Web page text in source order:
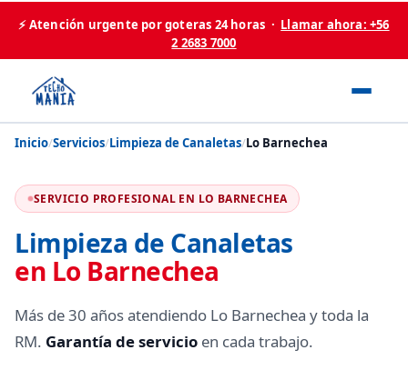
⚡ Atención urgente por goteras 24 horas · Llamar ahora: +56
2 2683 7000
Inicio/Servicios/Limpieza de Canaletas/Lo Barnechea
SERVICIO PROFESIONAL EN LO BARNECHEA
Limpieza de Canaletas
en Lo Barnechea
Más de 30 años atendiendo Lo Barnechea y toda la
RM. Garantía de servicio en cada trabajo.